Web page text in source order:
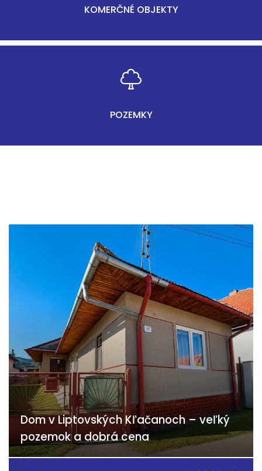
KOMERČNÉ OBJEKTY
POZEMKY
Dom v Liptovských Kľačanoch – veľký
pozemok a dobrá cena